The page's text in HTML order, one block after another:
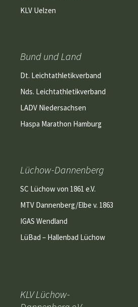
KLV Uelzen
Bund und Land
Dt. Leichtathletikverband
Nds. Leichtathletikverband
LADV Niedersachsen
Haspa Marathon Hamburg
Lüchow-Dannenberg
SC Lüchow von 1861 e.V.
MTV Dannenberg/Elbe v. 1863
IGAS Wendland
LüBad – Hallenbad Lüchow
KLV Lüchow-